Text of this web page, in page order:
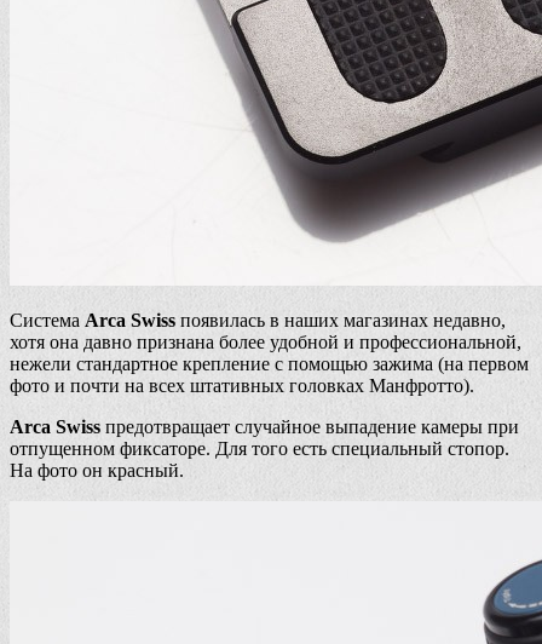
Система Arca Swiss появилась в наших магазинах недавно,
хотя она давно признана более удобной и профессиональной,
нежели стандартное крепление с помощью зажима (на первом
фото и почти на всех штативных головках Манфротто).
Arca Swiss предотвращает случайное выпадение камеры при
отпущенном фиксаторе. Для того есть специальный стопор.
На фото он красный.